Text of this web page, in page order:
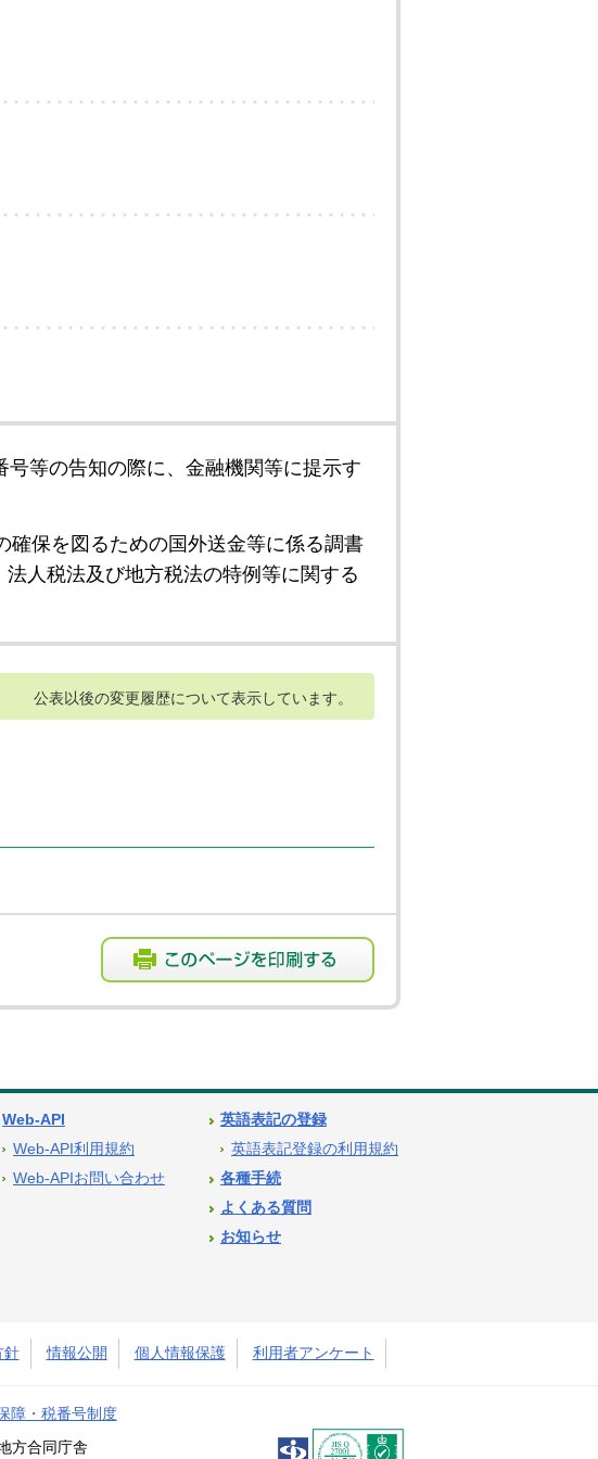
等の告知の際に、金融機関等に提示す
確保を図るための国外送金等に係る調書
人税法及び地方税法の特例等に関する
公表以後の変更履歴について表示しています。
Web-API
Web-API利用規約
Web-APIお問い合わせ
英語表記の登録
英語表記登録の利用規約
各種手続
よくある質問
お知らせ
針 情報公開 個人情報保護 利用者アンケート
障・税番号制度
方合同庁舎